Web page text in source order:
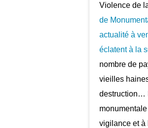
Violence de
de
actualité à
éclatent à la
nombre de
vieilles
destruction…
vigilance et à